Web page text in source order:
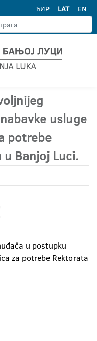
ЋИР LAT EN
usluge
potrebe
Banjoj Luci.
u postupku
za potrebe Rektorata